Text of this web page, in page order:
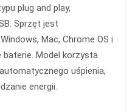
plug and play,
Sprzęt jest
Mac, Chrome OS i
baterie. Model korzysta
uśpienia,
energii.